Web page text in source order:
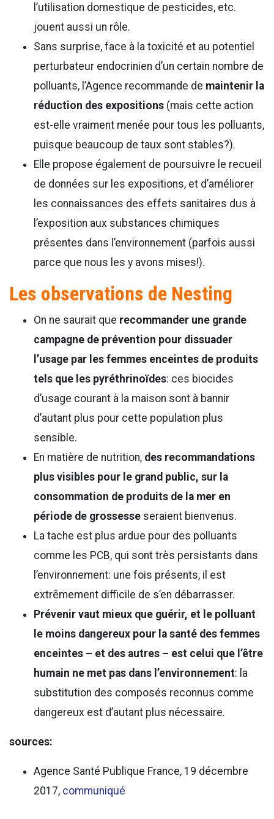
l’utilisation domestique de pesticides, etc.
jouent aussi un rôle.
Sans surprise, face à la toxicité et au potentiel
perturbateur endocrinien d’un certain nombre de
polluants, l’Agence recommande de maintenir la
réduction des expositions (mais cette action
est-elle vraiment menée pour tous les polluants,
puisque beaucoup de taux sont stables?).
Elle propose également de poursuivre le recueil
de données sur les expositions, et d’améliorer
les connaissances des effets sanitaires dus à
l’exposition aux substances chimiques
présentes dans l’environnement (parfois aussi
parce que nous les y avons mises!).
Les observations de Nesting
On ne saurait que recommander une grande
campagne de prévention pour dissuader
l’usage par les femmes enceintes de produits
tels que les pyréthrinoïdes: ces biocides
d’usage courant à la maison sont à bannir
d’autant plus pour cette population plus
sensible.
En matière de nutrition, des recommandations
plus visibles pour le grand public, sur la
consommation de produits de la mer en
période de grossesse seraient bienvenus.
La tache est plus ardue pour des polluants
comme les PCB, qui sont très persistants dans
l’environnement: une fois présents, il est
extrêmement difficile de s’en débarrasser.
Prévenir vaut mieux que guérir, et le polluant
le moins dangereux pour la santé des femmes
enceintes – et des autres – est celui que l’être
humain ne met pas dans l’environnement: la
substitution des composés reconnus comme
dangereux est d’autant plus nécessaire.
sources:
Agence Santé Publique France, 19 décembre
2017, communiqué